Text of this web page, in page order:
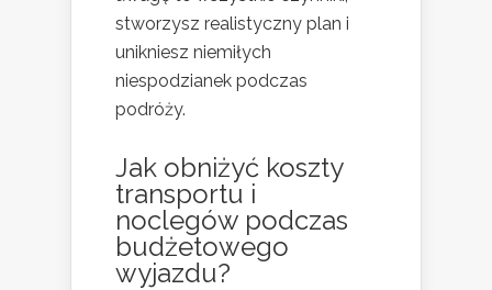
stworzysz realistyczny plan i
unikniesz niemiłych
niespodzianek podczas
podróży.
Jak obniżyć koszty
transportu i
noclegów podczas
budżetowego
wyjazdu?